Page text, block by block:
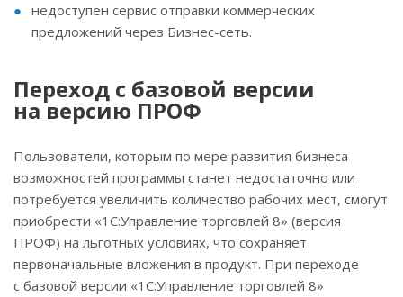
недоступен сервис отправки коммерческих
предложений через Бизнес-сеть.
Переход с базовой версии
на версию ПРОФ
Пользователи, которым по мере развития бизнеса
возможностей программы станет недостаточно или
потребуется увеличить количество рабочих мест, смогут
приобрести «1С:Управление торговлей 8» (версия
ПРОФ) на льготных условиях, что сохраняет
первоначальные вложения в продукт. При переходе
с базовой версии «1С:Управление торговлей 8»